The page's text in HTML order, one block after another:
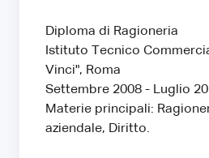
Diploma di Ragioneria
Istituto Tecnico
Vinci", Roma
Settembre 2008 - Luglio
Materie principali:
aziendale, Diritto.